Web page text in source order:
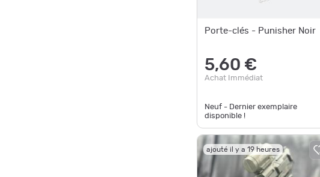
Porte-clés - Punisher Noir
5,60 €
Achat Immédiat
Neuf - Dernier exemplaire
disponible !
ajouté il y a 19 heures